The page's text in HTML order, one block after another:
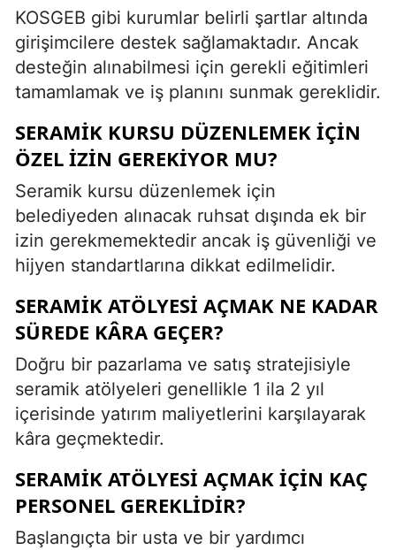
KOSGEB gibi kurumlar belirli şartlar altında
girişimcilere destek sağlamaktadır. Ancak
desteğin alınabilmesi için gerekli eğitimleri
tamamlamak ve iş planını sunmak gereklidir.
SERAMIK KURSU DÜZENLEMEK IÇIN
ÖZEL IZIN GEREKIYOR MU?
Seramik kursu düzenlemek için
belediyeden alınacak ruhsat dışında ek bir
izin gerekmemektedir ancak iş güvenliği ve
hijyen standartlarına dikkat edilmelidir.
SERAMIK ATÖLYESI AÇMAK NE KADAR
SÜREDE KÂRA GEÇER?
Doğru bir pazarlama ve satış stratejisiyle
seramik atölyeleri genellikle 1 ila 2 yıl
içerisinde yatırım maliyetlerini karşılayarak
kâra geçmektedir.
SERAMIK ATÖLYESI AÇMAK IÇIN KAÇ
PERSONEL GEREKLIDIR?
Başlangıçta bir usta ve bir yardımcı